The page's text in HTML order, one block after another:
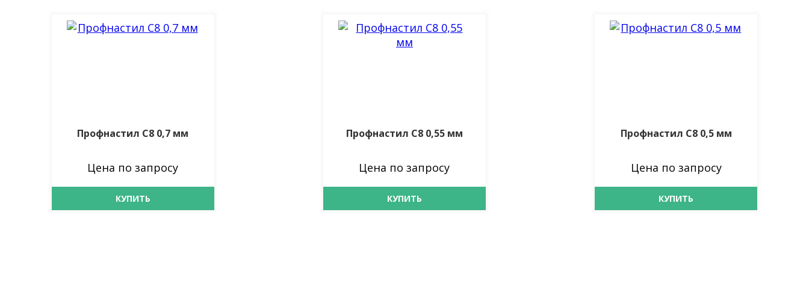
Профнастил С8 0,7 мм
Цена по запросу
КУПИТЬ
Профнастил С8 0,55 мм
Цена по запросу
КУПИТЬ
Профнастил С8 0,5 мм
Цена по запросу
КУПИТЬ